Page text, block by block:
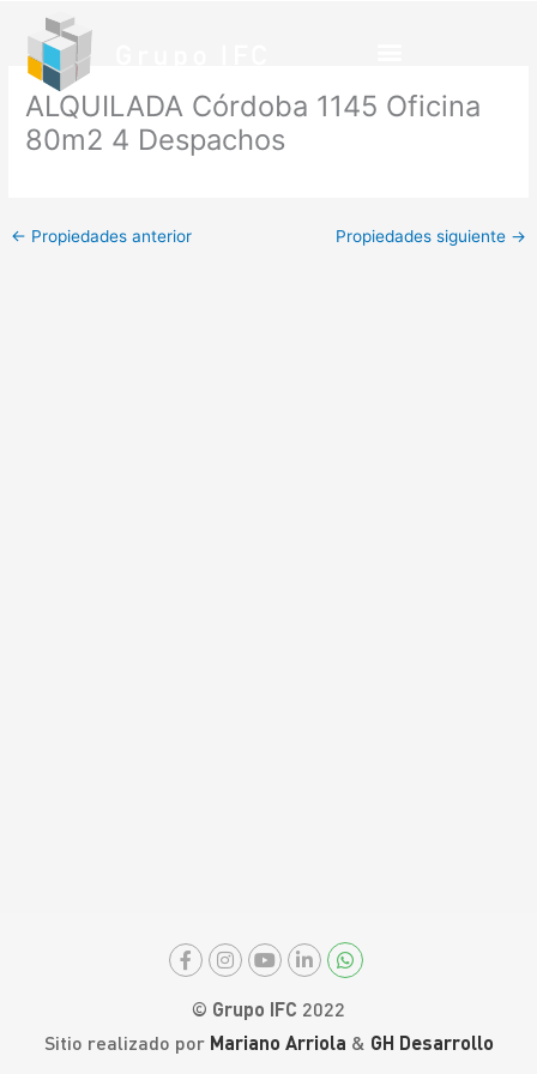
contenido
ALQUILADA Córdoba 1145 Oficina
80m2 4 Despachos
← Propiedades anterior Propiedades siguiente →
© Grupo IFC 2022
Sitio realizado por Mariano Arriola & GH Desarrollo